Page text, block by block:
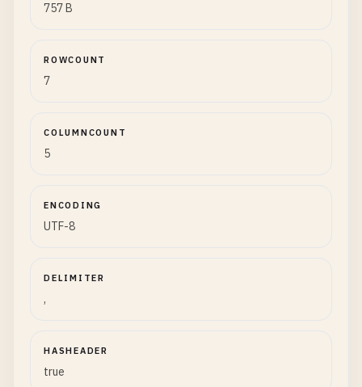
757 B
ROWCOUNT
7
COLUMNCOUNT
5
ENCODING
UTF-8
DELIMITER
,
HASHEADER
true